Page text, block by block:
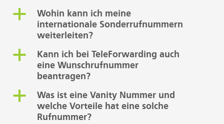
a
Wohin kann ich meine
internationale Sonderrufnummern
weiterleiten?
a
Kann ich bei TeleForwarding auch
eine Wunschrufnummer
beantragen?
a
Was ist eine Vanity Nummer und
welche Vorteile hat eine solche
Rufnummer?